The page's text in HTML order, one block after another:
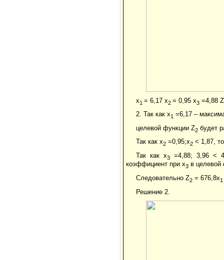
x1 = 6,17 x2 = 0,95 x3 =4,88 Z
2. Так как x1 =6,17 –
целевой функции Z2 будет
Так как x2 =0,95;x2 < 1,87,
Так как x3
=4,88; 3,96 <
коэффициент при x3 в целевой
Следовательно Z2 = 676,8x1
Решение 2.